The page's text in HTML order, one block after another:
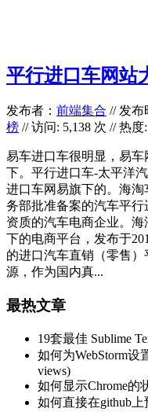
平行进口车网站
发布者： 前端集合 //发布
榜 // 访问: 5,138 次 // 热度:
易车进口车很明显，易
下。平行进口车-太平洋
进口车网易旗下的。海
务部批准备案的汽车平
资质的汽车电商企业。
下的电商平台，发布于
的进口汽车直销（零售
源，作为国内真...
最热文章
19套最佳 Sublime
如何为WebStorm设
views)
如何显示Chrome的
如何直接在github